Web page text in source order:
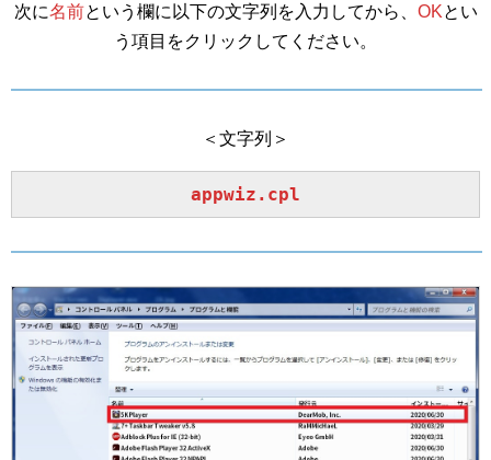
次に名前という欄に以下の文字列を入力してから、 OKとい
う項目をクリックしてください。
＜文字列＞
appwiz.cpl